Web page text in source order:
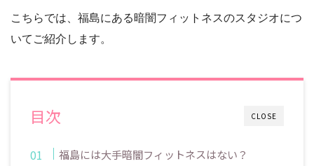
こちらでは、福島にある暗闇フィットネスのスタジオにつ
いてご紹介します。
CLOSE
目次
福島には大手暗闇フィットネスはない？